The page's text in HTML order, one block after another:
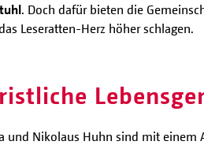
. Doch dafür bieten die
Leseratten-Herz höher schlagen.
und Nikolaus Huhn sind mit einem